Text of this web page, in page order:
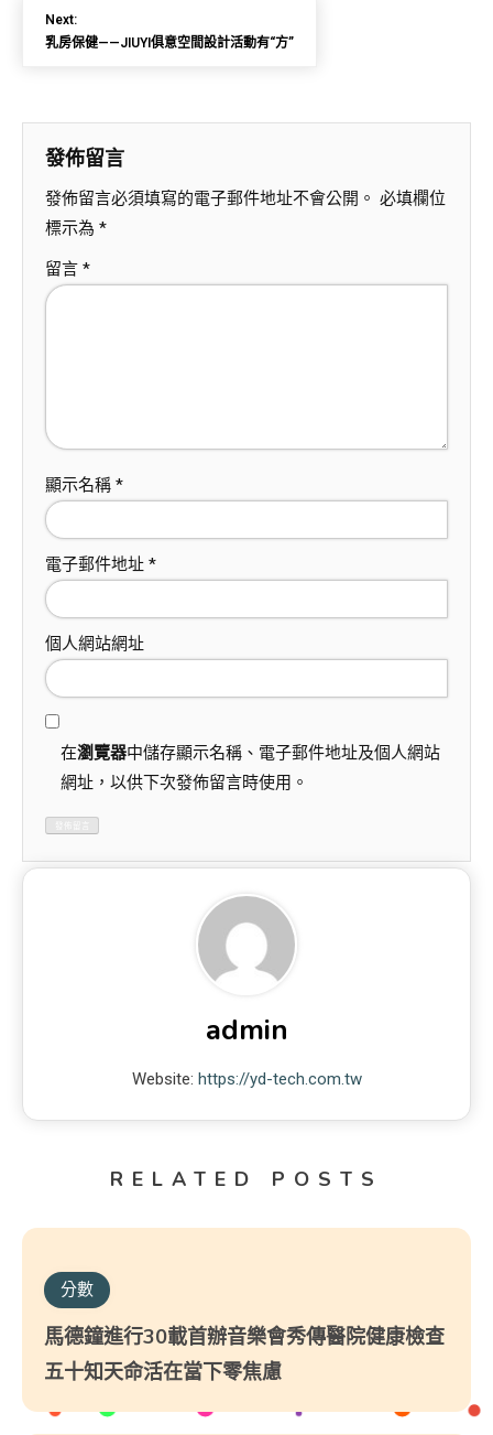
Next:
乳房保健——JIUYI俱意空間設計活動有“方”
發佈留言
發佈留言必須填寫的電子郵件地址不會公開。 必填欄位
標示為 *
留言 *
顯示名稱 *
電子郵件地址 *
個人網站網址
在瀏覽器中儲存顯示名稱、電子郵件地址及個人網站
網址，以供下次發佈留言時使用。
admin
Website: https://yd-tech.com.tw
RELATED POSTS
分數
馬德鐘進行30載首辦音樂會秀傳醫院健康檢查
五十知天命活在當下零焦慮